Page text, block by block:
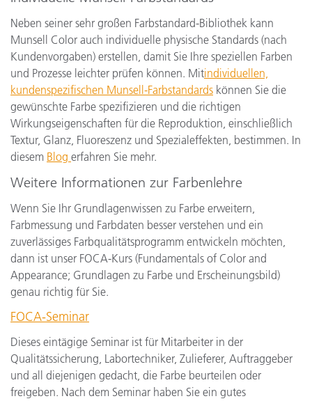
Neben seiner sehr großen Farbstandard-Bibliothek kann
Munsell Color auch individuelle physische Standards (nach
Kundenvorgaben) erstellen, damit Sie Ihre speziellen Farben
und Prozesse leichter prüfen können. Mitindividuellen,
kundenspezifischen Munsell-Farbstandards können Sie die
gewünschte Farbe spezifizieren und die richtigen
Wirkungseigenschaften für die Reproduktion, einschließlich
Textur, Glanz, Fluoreszenz und Spezialeffekten, bestimmen. In
diesem Blog erfahren Sie mehr.
Weitere Informationen zur Farbenlehre
Wenn Sie Ihr Grundlagenwissen zu Farbe erweitern,
Farbmessung und Farbdaten besser verstehen und ein
zuverlässiges Farbqualitätsprogramm entwickeln möchten,
dann ist unser FOCA-Kurs (Fundamentals of Color and
Appearance; Grundlagen zu Farbe und Erscheinungsbild)
genau richtig für Sie.
FOCA-Seminar
Dieses eintägige Seminar ist für Mitarbeiter in der
Qualitätssicherung, Labortechniker, Zulieferer, Auftraggeber
und all diejenigen gedacht, die Farbe beurteilen oder
freigeben. Nach dem Seminar haben Sie ein gutes